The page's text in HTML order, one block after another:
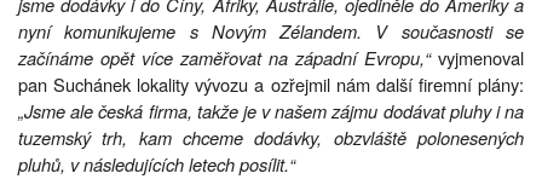
nyní komunikujeme s Novým Zélandem. V současnosti se
začínáme opět více zaměřovat na západní Evropu,“vyjmenoval
pan Suchánek lokality vývozu a ozřejmil nám další firemní plány:
„Jsme ale česká firma, takže je v našem zájmu dodávat pluhy i na
tuzemský trh, kam chceme dodávky, obzvláště polonesených
pluhů, v následujících letech posílit.“